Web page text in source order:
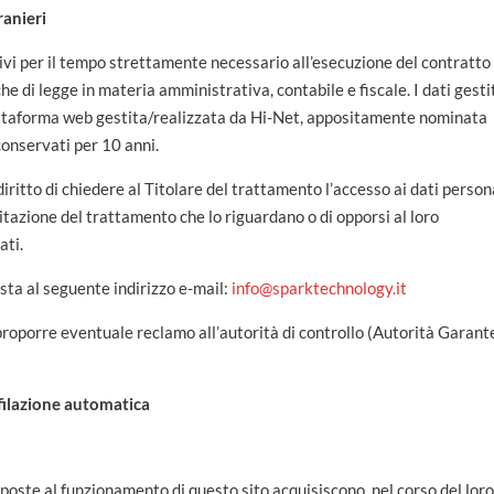
per il tempo strettamente necessario all’esecuzione del contratto
di legge in materia amministrativa, contabile e fiscale. I dati
web gestita/realizzata da Hi-Net, appositamente nominata
per 10 anni.
di chiedere al Titolare del trattamento l’accesso ai dati
del trattamento che lo riguardano o di opporsi al loro
al seguente indirizzo e-mail: info@sparktechnology.it
eventuale reclamo all’autorità di controllo (Autorità
automatica
al funzionamento di questo sito acquisiscono, nel corso del loro